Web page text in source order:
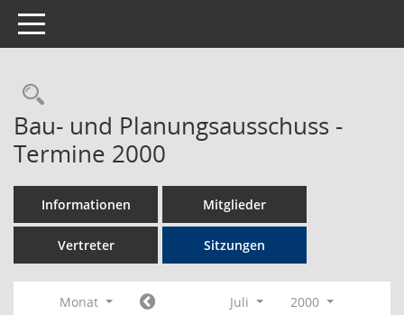
Toggle navigation
Rechercheauswahl
Bau- und Planungsausschuss -
Termine 2000
Informationen Mitglieder
Vertreter Sitzungen
Monat Juli
2000